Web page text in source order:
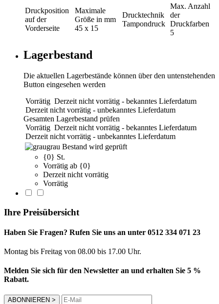
Druckposition
auf der
Vorderseite
Maximale
Größe in mm
45 x 15
Drucktechnik
Tampondruck
Max. Anzahl
der
Druckfarben
5
Lagerbestand
Die aktuellen Lagerbestände können über den untenstehenden
Button eingesehen werden
Vorrätig Derzeit nicht vorrätig - bekanntes Lieferdatum
Derzeit nicht vorrätig - unbekanntes Lieferdatum
Gesamten Lagerbestand prüfen
Vorrätig Derzeit nicht vorrätig - bekanntes Lieferdatum
Derzeit nicht vorrätig - unbekanntes Lieferdatum
grau Bestand wird geprüft
{0} St.
Vorrätig ab {0}
Derzeit nicht vorrätig
Vorrätig
Ihre Preisübersicht
Haben Sie Fragen? Rufen Sie uns an unter 0512 334 071 23
Montag bis Freitag von 08.00 bis 17.00 Uhr.
Melden Sie sich für den Newsletter an und erhalten Sie 5 %
Rabatt.
ABONNIEREN >